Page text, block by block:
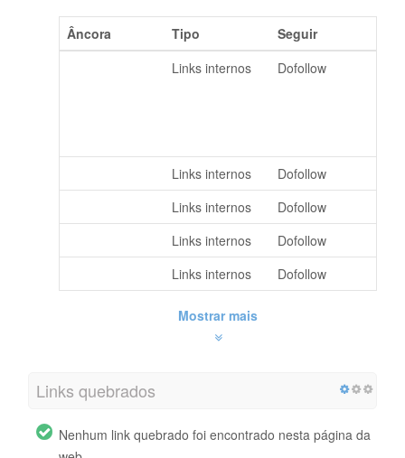
Âncora Tipo
Seguir
Links internos Dofollow
Links internos
Dofollow
Links internos
Dofollow
Links internos
Dofollow
Links internos Dofollow
Mostrar mais
Links quebrados
Nenhum link quebrado foi encontrado nesta página da